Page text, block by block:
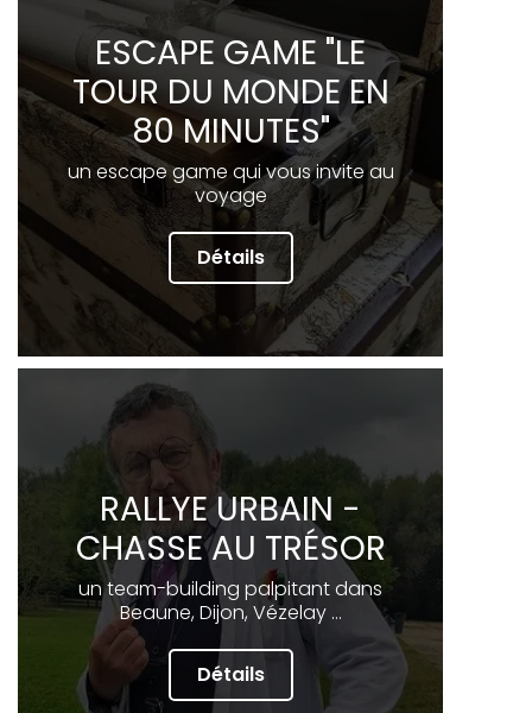
ESCAPE GAME "LE
TOUR DU MONDE EN
80 MINUTES"
un escape game qui vous invite au
voyage
Détails
RALLYE URBAIN -
CHASSE AU TRÉSOR
un team-building palpitant dans
Beaune, Dijon, Vézelay ...
Détails